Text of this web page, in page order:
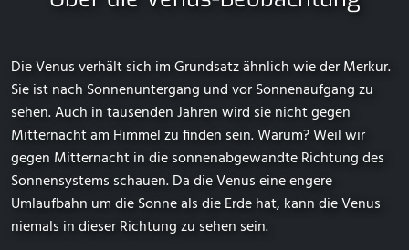
Die Venus verhält sich im Grundsatz ähnlich wie der Merkur.
Sie ist nach Sonnenuntergang und vor Sonnenaufgang zu
sehen. Auch in tausenden Jahren wird sie nicht gegen
Mitternacht am Himmel zu finden sein. Warum? Weil wir
gegen Mitternacht in die sonnenabgewandte Richtung des
Sonnensystems schauen. Da die Venus eine engere
Umlaufbahn um die Sonne als die Erde hat, kann die Venus
niemals in dieser Richtung zu sehen sein.